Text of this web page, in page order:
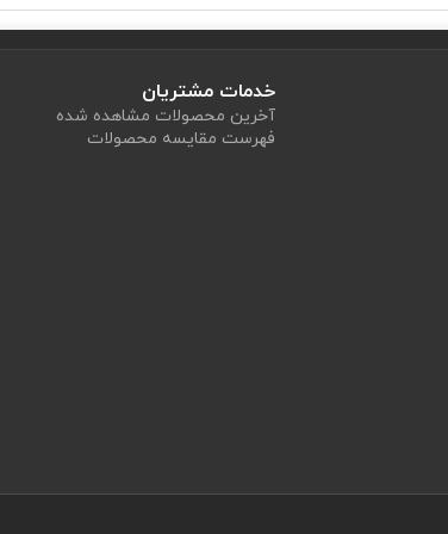
خدمات مشتریان
آخرین محصولات مشاهده شده
فهرست مقایسه محصولات